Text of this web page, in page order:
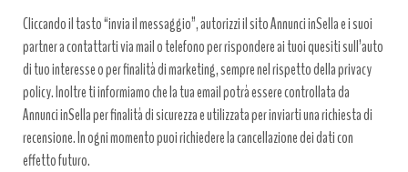
Cliccando il tasto “invia il messaggio”, autorizzi il sito Annunci inSella e i suoi
partner a contattarti via mail o telefono per rispondere ai tuoi quesiti sull’auto
di tuo interesse o per finalità di marketing, sempre nel rispetto della privacy
policy. Inoltre ti informiamo che la tua email potrà essere controllata da
Annunci inSella per finalità di sicurezza e utilizzata per inviarti una richiesta di
recensione. In ogni momento puoi richiedere la cancellazione dei dati con
effetto futuro.